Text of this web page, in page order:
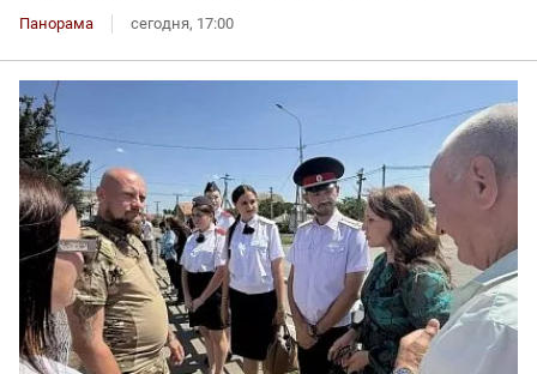
Панорама сегодня, 17:00